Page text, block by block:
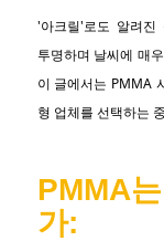
'아크릴'로도 알려진
투명하며 날씨에 매
이 글에서는 PMMA
형 업체를 선택하는
PMMA
가: